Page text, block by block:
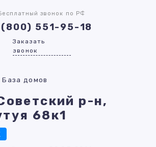
звонок по РФ
(800) 551-95-18
Заказать
звонок
База домов
р-н,
68к1